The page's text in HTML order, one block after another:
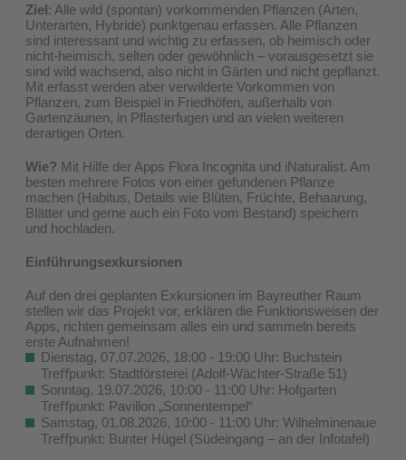
Ziel: Alle wild (spontan) vorkommenden Pflanzen (Arten,
Unterarten, Hybride) punktgenau erfassen. Alle Pflanzen
sind interessant und wichtig zu erfassen, ob heimisch oder
nicht-heimisch, selten oder gewöhnlich – vorausgesetzt sie
sind wild wachsend, also nicht in Gärten und nicht gepflanzt.
Mit erfasst werden aber verwilderte Vorkommen von
Pflanzen, zum Beispiel in Friedhöfen, außerhalb von
Gartenzäunen, in Pflasterfugen und an vielen weiteren
derartigen Orten.
Wie? Mit Hilfe der Apps Flora Incognita und iNaturalist. Am
besten mehrere Fotos von einer gefundenen Pflanze
machen (Habitus, Details wie Blüten, Früchte, Behaarung,
Blätter und gerne auch ein Foto vom Bestand) speichern
und hochladen.
Einführungsexkursionen
Auf den drei geplanten Exkursionen im Bayreuther Raum
stellen wir das Projekt vor, erklären die Funktionsweisen der
Apps, richten gemeinsam alles ein und sammeln bereits
erste Aufnahmen!
Dienstag, 07.07.2026, 18:00 - 19:00 Uhr: Buchstein
Treﬀpunkt: Stadtförsterei (Adolf-Wächter-Straße 51)
Sonntag, 19.07.2026, 10:00 - 11:00 Uhr: Hofgarten
Treﬀpunkt: Pavillon „Sonnentempel“
Samstag, 01.08.2026, 10:00 - 11:00 Uhr: Wilhelminenaue
Treﬀpunkt: Bunter Hügel (Südeingang – an der Infotafel)